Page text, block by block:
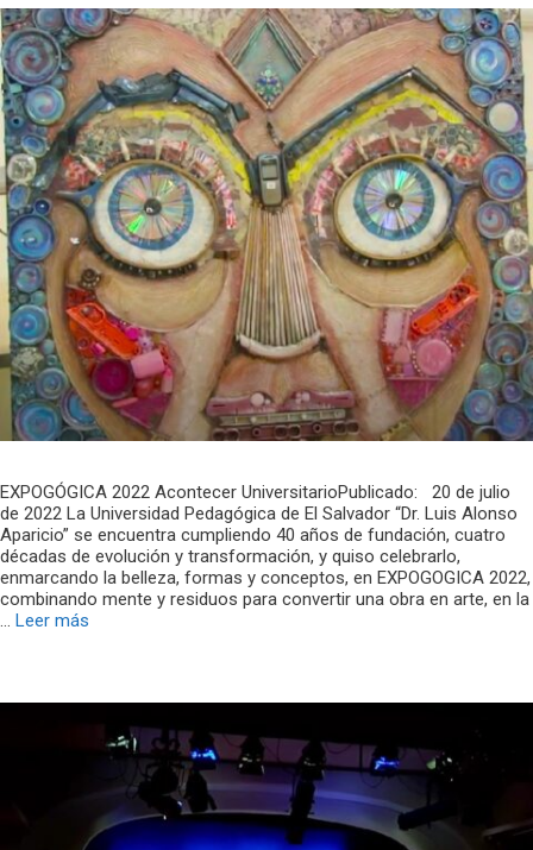
EXPOGÓGICA 2022 Acontecer UniversitarioPublicado: 20 de julio
de 2022 La Universidad Pedagógica de El Salvador “Dr. Luis Alonso
Aparicio” se encuentra cumpliendo 40 años de fundación, cuatro
décadas de evolución y transformación, y quiso celebrarlo,
enmarcando la belleza, formas y conceptos, en EXPOGOGICA 2022,
combinando mente y residuos para convertir una obra en arte, en la
… Leer más